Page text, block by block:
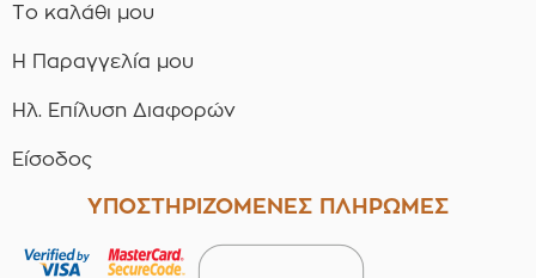
Το καλάθι μου
Η Παραγγελία μου
Ηλ. Επίλυση Διαφορών
Είσοδος
ΥΠΟΣΤΗΡΙΖΟΜΕΝΕΣ ΠΛΗΡΩΜΕΣ